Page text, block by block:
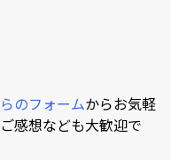
のフォームからお気軽
感想なども大歓迎で